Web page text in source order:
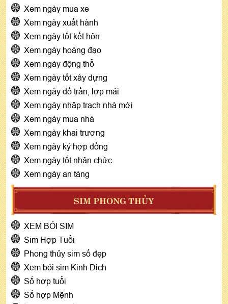
Xem ngày mua xe
Xem ngày xuất hành
Xem ngày tốt kết hôn
Xem ngày hoàng đạo
Xem ngày động thổ
Xem ngày tốt xây dựng
Xem ngày đổ trần, lợp mái
Xem ngày nhập trạch nhà mới
Xem ngày mua nhà
Xem ngày khai trương
Xem ngày ký hợp đồng
Xem ngày tốt nhận chức
Xem ngày an táng
SIM PHONG THỦY
XEM BÓI SIM
Sim Hợp Tuổi
Phong thủy sim số đẹp
Xem bói sim Kinh Dịch
Số hợp tuổi
Số hợp Mệnh